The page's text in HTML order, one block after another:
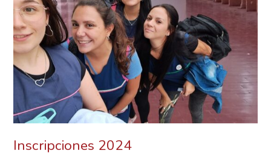
Inscripciones 2024